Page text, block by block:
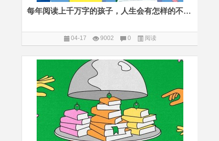
每年阅读上千万字的孩子，人生会有怎样的不同？
04-17 9002 0 阅读